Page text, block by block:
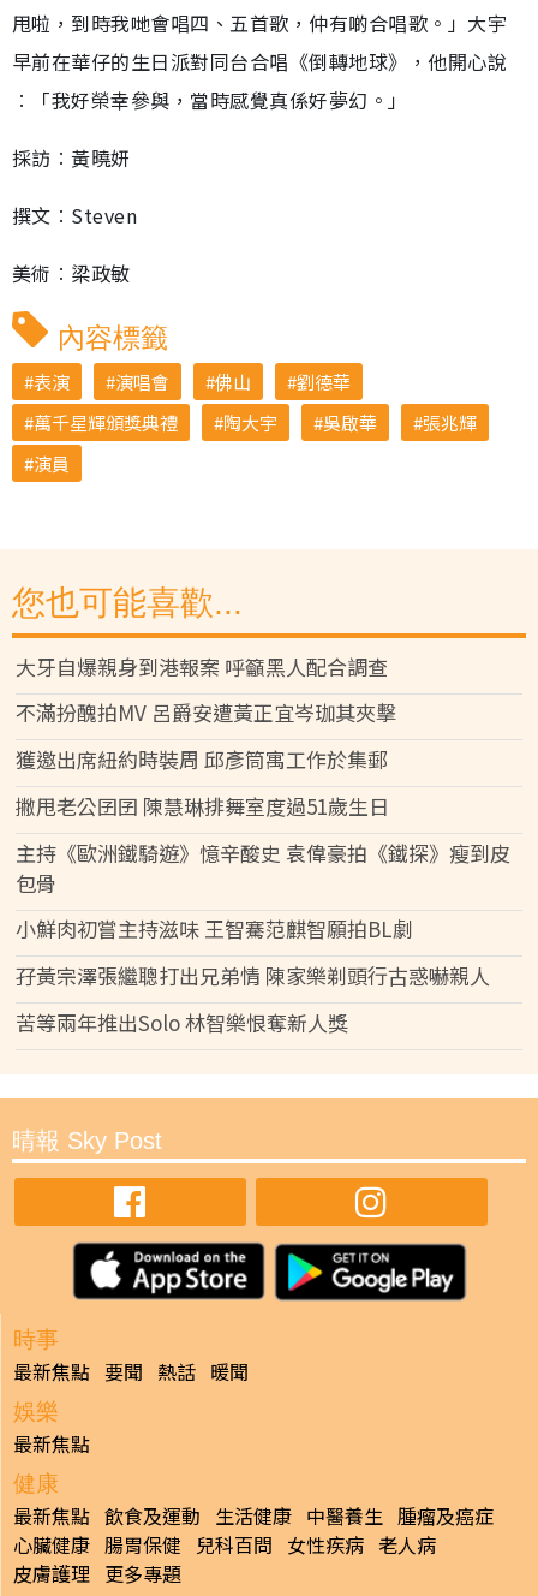
甩啦，到時我哋會唱四、五首歌，仲有啲合唱歌。」大宇
早前在華仔的生日派對同台合唱《倒轉地球》，他開心說
︰「我好榮幸參與，當時感覺真係好夢幻。」
採訪︰黃曉妍
撰文︰Steven
美術︰梁政敏
內容標籤
表演 演唱會 佛山
劉德華
萬千星輝頒獎典禮
陶大宇 吳啟華
張兆輝
演員
您也可能喜歡...
大牙自爆親身到港報案 呼籲黑人配合調查
不滿扮醜拍MV 呂爵安遭黃正宜岑珈其夾擊
獲邀出席紐約時裝周 邱彥筒寓工作於集郵
撇甩老公囝囝 陳慧琳排舞室度過51歲生日
主持《歐洲鐵騎遊》憶辛酸史 袁偉豪拍《鐵探》瘦到皮
包骨
小鮮肉初嘗主持滋味 王智騫范麒智願拍BL劇
孖黃宗澤張繼聰打出兄弟情 陳家樂剃頭行古惑嚇親人
苦等兩年推出Solo 林智樂恨奪新人獎
晴報 Sky Post
時事
最新焦點 要聞 熱話 暖聞
娛樂
最新焦點
健康
最新焦點 飲食及運動 生活健康 中醫養生 腫瘤及癌症
心臟健康 腸胃保健 兒科百問 女性疾病 老人病
皮膚護理 更多專題